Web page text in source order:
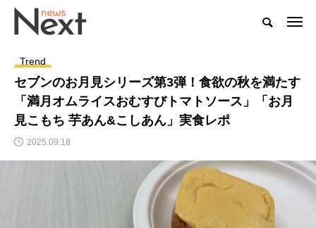
Trend
セブンのお月見シリーズ第3弾！食欲の秋を満たす
「満月オムライスおむすびトマトソース」「お月
見こもち 芋あん&こしあん」実食レポ
2025.09.18